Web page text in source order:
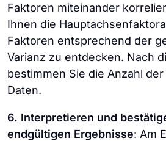
Faktoren miteinander
Ihnen die
Faktoren entsprechend der
Varianz zu entdecken. Nach
bestimmen Sie die Anzahl
Daten.
6. Interpretieren und
endgültigen Ergebnisse: Am